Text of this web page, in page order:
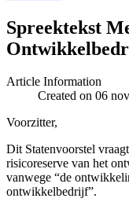
Spreektekst
Article Information
Created on 06
Voorzitter,
Dit Statenvoorstel
risicoreserve van het
vanwege “de
ontwikkelbedrijf”.